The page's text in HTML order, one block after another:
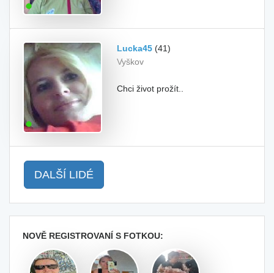
Lucka45 (41)
Vyškov
Chci život prožít..
DALŠÍ LIDÉ
NOVĚ REGISTROVANÍ S FOTKOU: